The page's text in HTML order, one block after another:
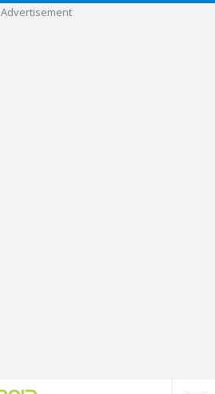
Advertisement